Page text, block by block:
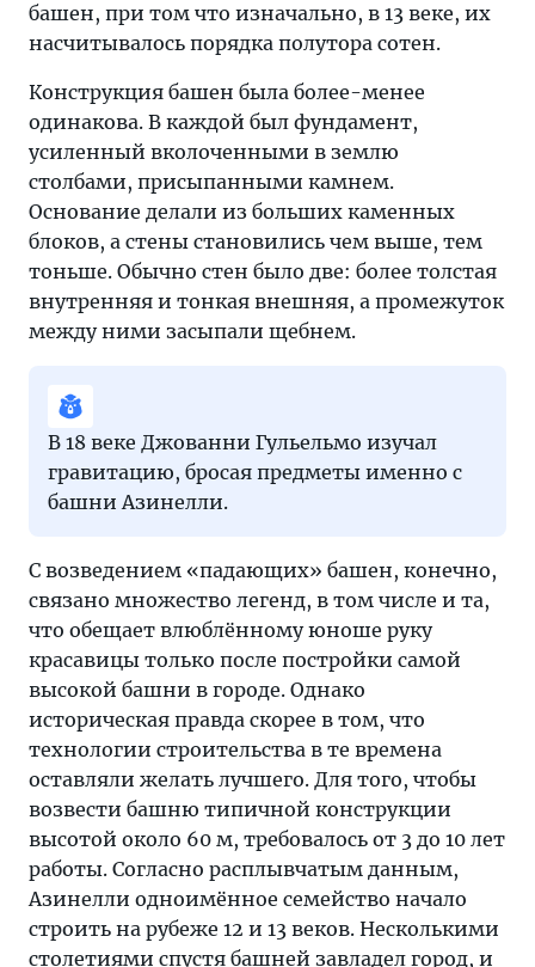
башен, при том что изначально, в 13 веке, их
насчитывалось порядка полутора сотен.
Конструкция башен была более-менее
одинакова. В каждой был фундамент,
усиленный вколоченными в землю
столбами, присыпанными камнем.
Основание делали из больших каменных
блоков, а стены становились чем выше, тем
тоньше. Обычно стен было две: более толстая
внутренняя и тонкая внешняя, а промежуток
между ними засыпали щебнем.
В 18 веке Джованни Гульельмо изучал
гравитацию, бросая предметы именно с
башни Азинелли.
С возведением «падающих» башен, конечно,
связано множество легенд, в том числе и та,
что обещает влюблённому юноше руку
красавицы только после постройки самой
высокой башни в городе. Однако
историческая правда скорее в том, что
технологии строительства в те времена
оставляли желать лучшего. Для того, чтобы
возвести башню типичной конструкции
высотой около 60 м, требовалось от 3 до 10 лет
работы. Согласно расплывчатым данным,
Азинелли одноимённое семейство начало
строить на рубеже 12 и 13 веков. Несколькими
столетиями спустя башней завладел город, и